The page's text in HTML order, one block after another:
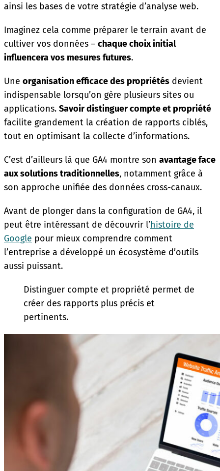
ainsi les bases de votre stratégie d’analyse web.
Imaginez cela comme préparer le terrain avant de
cultiver vos données – chaque choix initial
influencera vos mesures futures.
Une organisation efficace des propriétés devient
indispensable lorsqu’on gère plusieurs sites ou
applications. Savoir distinguer compte et propriété
facilite grandement la création de rapports ciblés,
tout en optimisant la collecte d’informations.
C’est d’ailleurs là que GA4 montre son avantage face
aux solutions traditionnelles, notamment grâce à
son approche unifiée des données cross-canaux.
Avant de plonger dans la configuration de GA4, il
peut être intéressant de découvrir l’histoire de
Google pour mieux comprendre comment
l’entreprise a développé un écosystème d’outils
aussi puissant.
Distinguer compte et propriété permet de
créer des rapports plus précis et
pertinents.